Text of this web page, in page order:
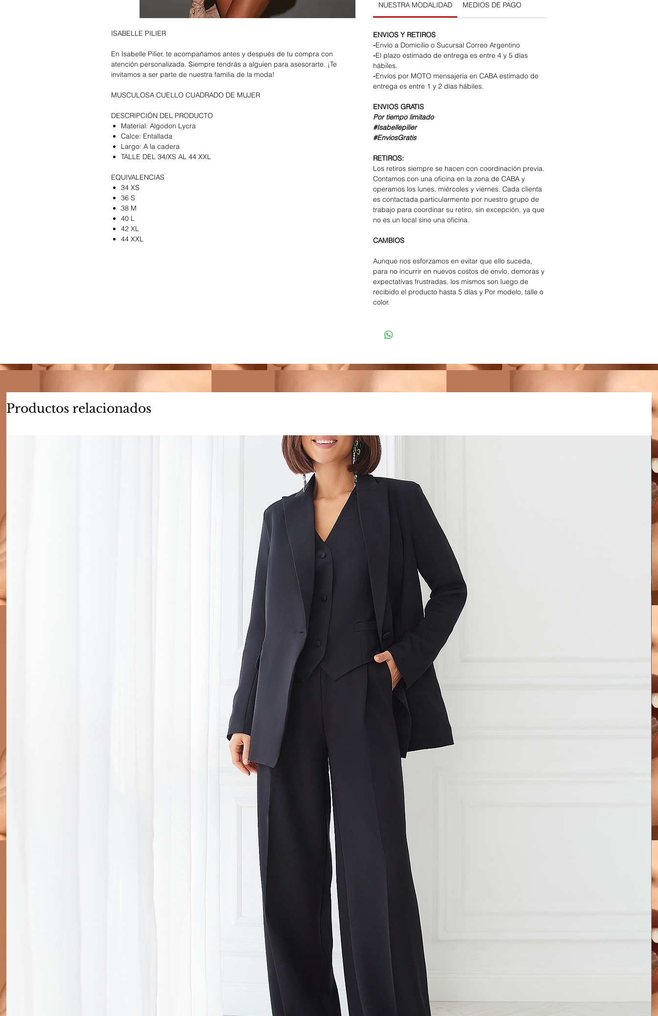
ISABELLE PILIER
En Isabelle Pilier, te acompañamos antes y después de tu compra con
atención personalizada. Siempre tendrás a alguien para asesorarte. ¡Te
invitamos a ser parte de nuestra familia de la moda!
MUSCULOSA CUELLO CUADRADO DE MUJER
DESCRIPCIÓN DEL PRODUCTO
Material: Algodon Lycra
Calce: Entallada
Largo: A la cadera
TALLE DEL 34/XS AL 44 XXL
EQUIVALENCIAS
34 XS
36 S
38 M
40 L
42 XL
44 XXL
NUESTRA MODALIDAD MEDIOS DE PAGO
ENVIOS Y RETIROS
-Envío a Domicilio o Sucursal Correo Argentino
-El plazo estimado de entrega es entre 4 y 5 días
hábiles.
-Envíos por MOTO mensajería en CABA estimado de
entrega es entre 1 y 2 días hábiles.
ENVIOS GRATIS
Por tiempo limitado
#Isabellepilier
#EnviosGratis
RETIROS:
Los retiros siempre se hacen con coordinación previa.
Contamos con una oficina en la zona de CABA y
operamos los lunes, miércoles y viernes. Cada clienta
es contactada particularmente por nuestro grupo de
trabajo para coordinar su retiro, sin excepción, ya que
no es un local sino una oficina.
CAMBIOS
Aunque nos esforzamos en evitar que ello suceda,
para no incurrir en nuevos costos de envío, demoras y
expectativas frustradas, los mismos son luego de
recibido el producto hasta 5 días y Por modelo, talle o
color.
Productos relacionados